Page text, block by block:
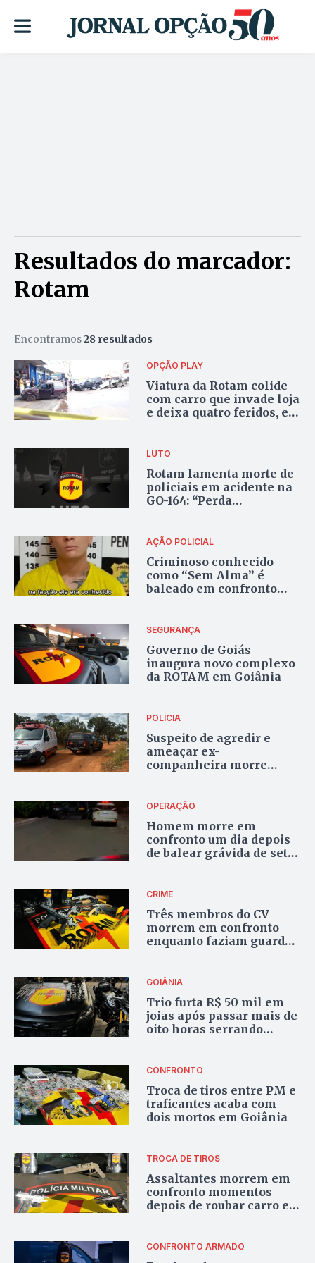
Resultados do marcador:
Rotam
Encontramos28 resultados
OPÇÃO PLAY
Viatura da Rotam colide
com carro que invade loja
e deixa quatro feridos, em
LUTO
Rotam lamenta morte de
policiais em acidente na
GO-164: “Perda
AÇÃO POLICIAL
Criminoso conhecido
como “Sem Alma” é
baleado em confronto
SEGURANÇA
Governo de Goiás
inaugura novo complexo
da ROTAM em Goiânia
POLÍCIA
Suspeito de agredir e
ameaçar ex-
companheira morre
OPERAÇÃO
Homem morre em
confronto um dia depois
de balear grávida de sete
CRIME
Três membros do CV
morrem em confronto
enquanto faziam guarda
GOIÂNIA
Trio furta R$ 50 mil em
joias após passar mais de
oito horas serrando
CONFRONTO
Troca de tiros entre PM e
traficantes acaba com
dois mortos em Goiânia
TROCA DE TIROS
Assaltantes morrem em
confronto momentos
depois de roubar carro e
CONFRONTO ARMADO